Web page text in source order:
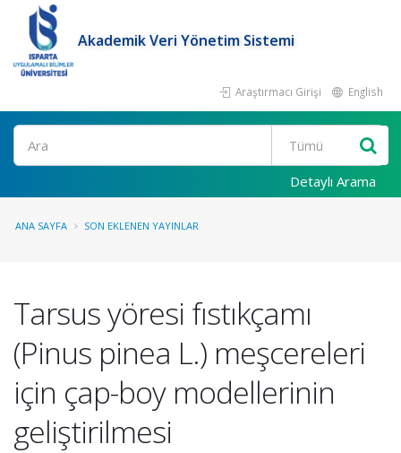
Akademik Veri Yönetim Sistemi
Araştırmacı Girişi English
Ara
Detaylı Arama
ANA SAYFA SON EKLENEN YAYINLAR
Tarsus yöresi fıstıkçamı
(Pinus pinea L.) meşcereleri
için çap-boy modellerinin
geliştirilmesi